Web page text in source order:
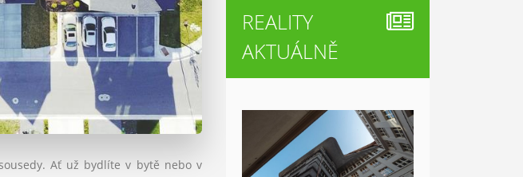
Ať už bydlíte v bytě nebo v
REALITY
AKTUÁLNĚ